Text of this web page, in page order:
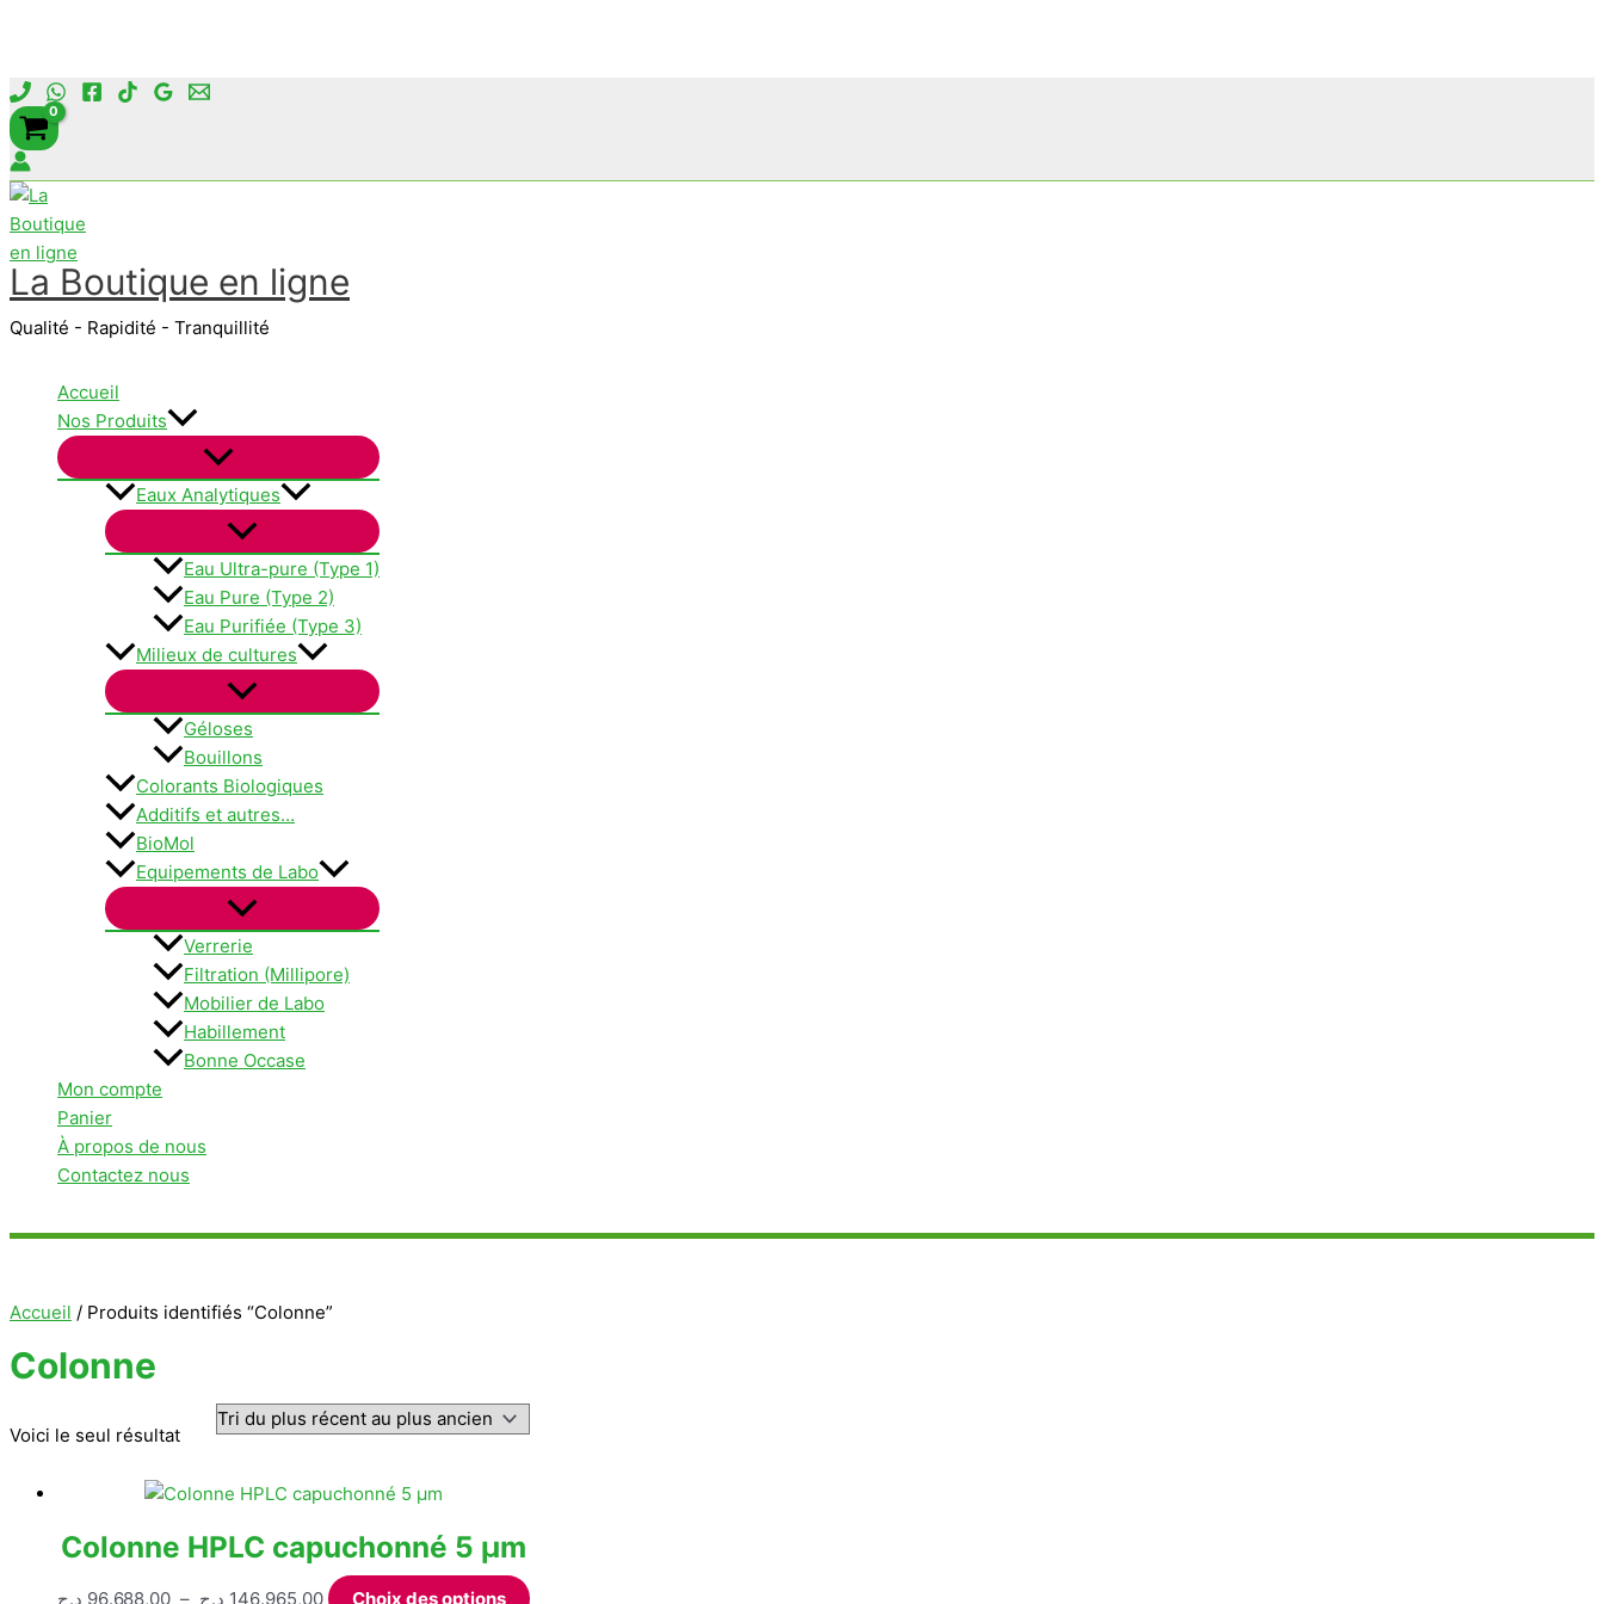
Aller
au
contenu
La Boutique en ligne
Qualité - Rapidité - Tranquillité
Accueil
Nos Produits
Eaux Analytiques
Eau Ultra-pure (Type 1)
Eau Pure (Type 2)
Eau Purifiée (Type 3)
Milieux de cultures
Géloses
Bouillons
Colorants Biologiques
Additifs et autres…
BioMol
Equipements de Labo
Verrerie
Filtration (Millipore)
Mobilier de Labo
Habillement
Bonne Occase
Mon compte
Panier
À propos de nous
Contactez nous
Accueil / Produits identifiés “Colonne”
Colonne
Voici le seul résultat
Colonne HPLC capuchonné 5 µm
96.688,00 د.ج – 146.965,00 د.ج
PlageChoix des options
Ce